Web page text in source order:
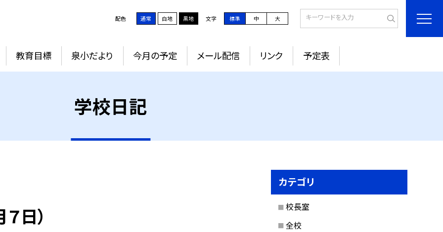
配色 通常 白地 黒地 文字 標準 中 大
教育目標 泉小だより 今月の予定 メール配信 リンク 予定表
学校日記
日）
カテゴリ
校長室
全校